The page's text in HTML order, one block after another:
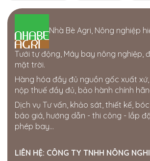
Nhà Bè Agri, Nông nghiệp
Tưới tự động, Máy bay nông nghiệp,
mặt trời.
Hàng hóa đầy đủ nguồn gốc xuất
nộp thuế đầy đủ, bảo hành chính
Dịch vụ Tư vấn, khảo sát, thiết kế,
báo giá, hướng dẫn - thi công - lắp
phép bay...
LIÊN HỆ: CÔNG TY TNHH NÔNG